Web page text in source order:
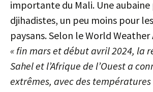
importante du Mali. Une aubaine
djihadistes, un peu moins pour
paysans. Selon le World
« fin mars et début avril 2024, la
Sahel et l’Afrique de l’Ouest a
extrêmes, avec des